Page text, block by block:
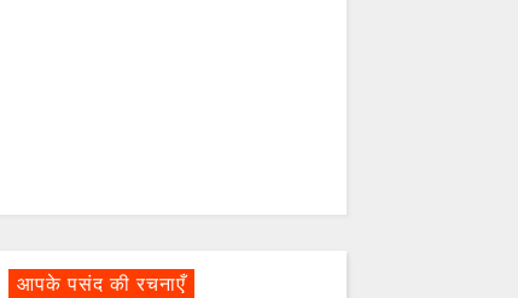
आपके पसंद की रचनाएँ